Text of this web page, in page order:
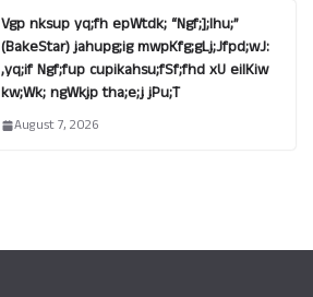
Vgp nksup yq;fh epWtdk; “Ngf;];lhu;”
(BakeStar) jahupg;ig mwpKfg;gLj;Jfpd;wJ:
,yq;if Ngf;fup cupikahsu;fSf;fhd xU eilKiw
kw;Wk; ngWkjp tha;e;j jPu;T
August 7, 2026